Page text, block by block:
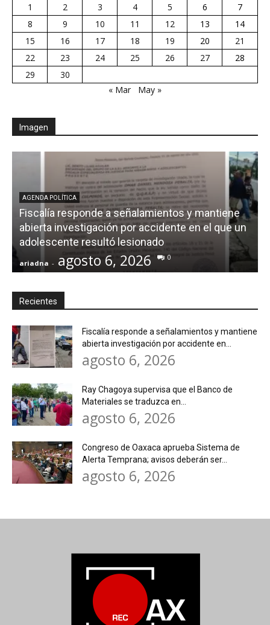
1
2 3 4 5 6
7
8
9 10 11 12 13
14
15
16 17 18 19 20
21
22
23 24 25 26 27
28
29
30
« Mar
May »
Imagen
AGENDA POLÍTICA
Fiscalía responde a señalamientos y mantiene
abierta investigación por accidente en el que un
adolescente resultó lesionado
ariadna - agosto 6, 2026 0
Recientes
Fiscalía responde a señalamientos y mantiene
abierta investigación por accidente en...
agosto 6, 2026
Ray Chagoya supervisa que el Banco de
Materiales se traduzca en...
agosto 6, 2026
Congreso de Oaxaca aprueba Sistema de
Alerta Temprana; avisos deberán ser...
agosto 6, 2026